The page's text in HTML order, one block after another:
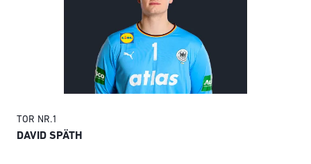
TOR NR.1
DAVID SPÄTH